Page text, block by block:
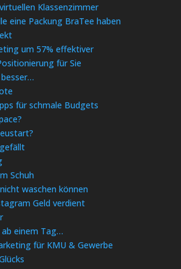
Klassenzimmer
eine Packung BraTee haben
um 57% effektiver
für Sie
für schmale Budgets
Schuh
waschen können
Geld verdient
einem Tag…
für KMU & Gewerbe